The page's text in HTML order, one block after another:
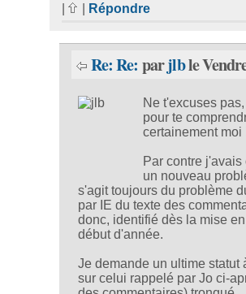
Répondre
Re: Re: parjlble
Ne t'excuses
pour te
certainement moi
Par contre
un nouveau
s'agit toujours du problème
par IE du texte des
donc, identifié dès la mise
début d'année.
Je demande un ultime statut
sur celui rappelé par Jo ci-